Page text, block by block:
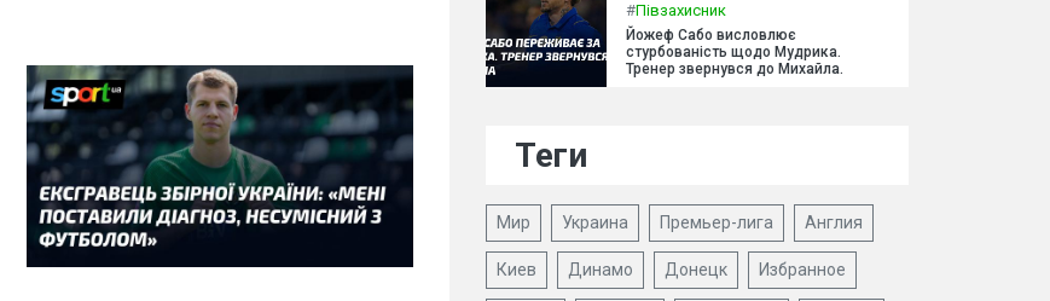
#Півзахисник
Йожеф Сабо висловлює
стурбованість щодо Мудрика.
Тренер звернувся до Михайла.
Теги
Мир Украина Премьер-лига Англия
Киев Динамо Донецк Избранное